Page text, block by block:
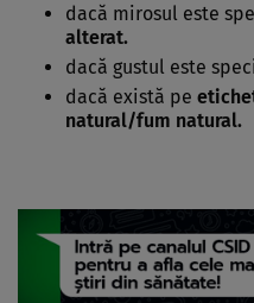
dacă mirosul este
alterat.
dacă gustul este
dacă există pe
natural/fum natural.